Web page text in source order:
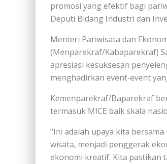
promosi yang efektif bagi
Deputi Bidang Industri dan
Menteri Pariwisata dan
(Menparekraf/Kabaparekraf)
apresiasi kesuksesan
menghadirkan event-event
Kemenparekraf/Baparekraf
termasuk MICE baik skala
“Ini adalah upaya kita
wisata, menjadi penggerak
ekonomi kreatif. Kita pastikan